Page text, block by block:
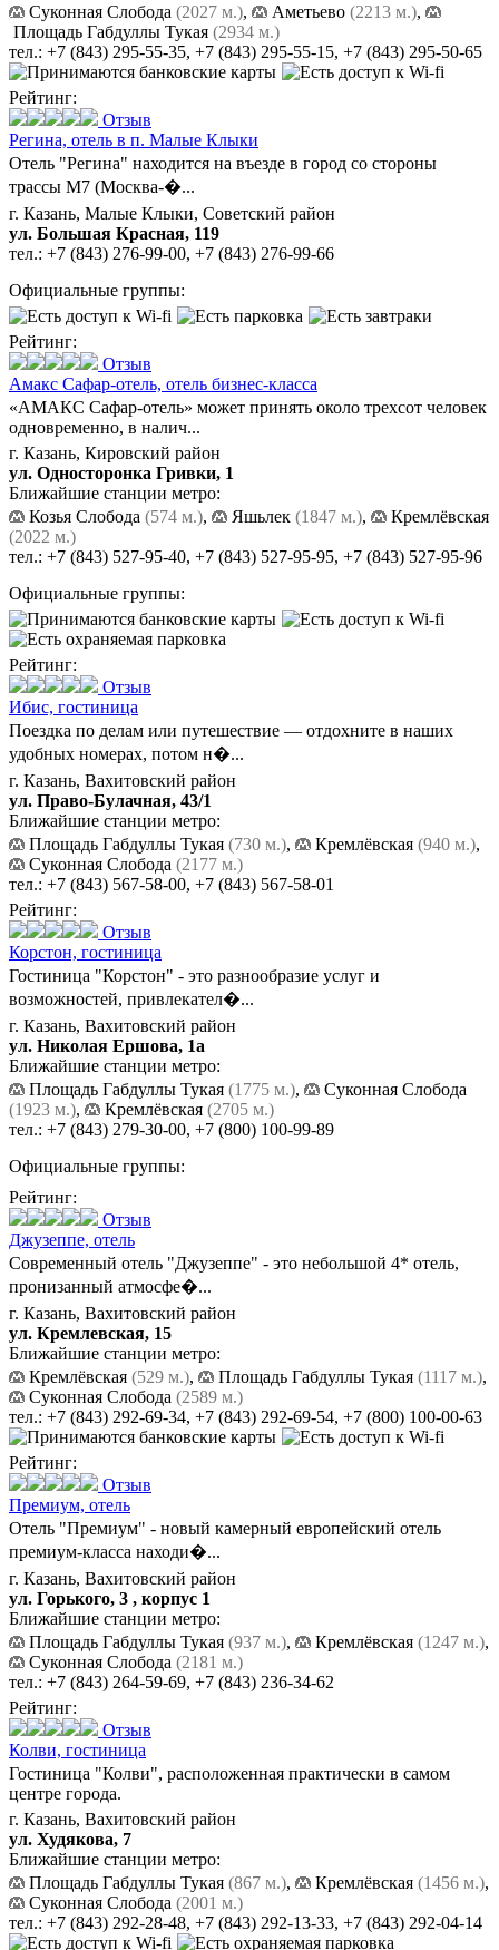
Суконная Слобода (2027 м.), Аметьево (2213 м.),
Площадь Габдуллы Тукая (2934 м.)
тел.: +7 (843) 295-55-35, +7 (843) 295-55-15, +7 (843) 295-50-65
Рейтинг:
Отзыв
Регина, отель в п. Малые Клыки
Отель "Регина" находится на въезде в город со стороны
трассы М7 (Москва-�...
г. Казань, Малые Клыки, Советский район
ул. Большая Красная, 119
тел.: +7 (843) 276-99-00, +7 (843) 276-99-66
Официальные группы:
Рейтинг:
Отзыв
Амакс Сафар-отель, отель бизнес-класса
«АМАКС Сафар-отель» может принять около трехсот человек
одновременно, в налич...
г. Казань, Кировский район
ул. Односторонка Гривки, 1
Ближайшие станции метро:
Козья Слобода (574 м.), Яшьлек (1847 м.),
Кремлёвская
(2022 м.)
тел.: +7 (843) 527-95-40, +7 (843) 527-95-95, +7 (843) 527-95-96
Официальные группы:
Рейтинг:
Отзыв
Ибис, гостиница
Поездка по делам или путешествие — отдохните в наших
удобных номерах, потом н�...
г. Казань, Вахитовский район
ул. Право-Булачная, 43/1
Ближайшие станции метро:
Площадь Габдуллы Тукая (730 м.), Кремлёвская (940 м.),
Суконная Слобода (2177 м.)
тел.: +7 (843) 567-58-00, +7 (843) 567-58-01
Рейтинг:
Отзыв
Корстон, гостиница
Гостиница "Корстон" - это разнообразие услуг и
возможностей, привлекател�...
г. Казань, Вахитовский район
ул. Николая Ершова, 1а
Ближайшие станции метро:
Площадь Габдуллы Тукая (1775 м.),
Суконная Слобода
(1923 м.), Кремлёвская (2705 м.)
тел.: +7 (843) 279-30-00, +7 (800) 100-99-89
Официальные группы:
Рейтинг:
Отзыв
Джузеппе, отель
Cовременный отель "Джузеппе" - это небольшой 4* отель,
пронизанный атмосфе�...
г. Казань, Вахитовский район
ул. Кремлевская, 15
Ближайшие станции метро:
Кремлёвская (529 м.), Площадь Габдуллы Тукая (1117 м.),
Суконная Слобода (2589 м.)
тел.: +7 (843) 292-69-34, +7 (843) 292-69-54, +7 (800) 100-00-63
Рейтинг:
Отзыв
Премиум, отель
Отель "Премиум" - новый камерный европейский отель
премиум-класса находи�...
г. Казань, Вахитовский район
ул. Горького, 3 , корпус 1
Ближайшие станции метро:
Площадь Габдуллы Тукая (937 м.), Кремлёвская (1247 м.),
Суконная Слобода (2181 м.)
тел.: +7 (843) 264-59-69, +7 (843) 236-34-62
Рейтинг:
Отзыв
Колви, гостиница
Гостиница "Колви", расположенная практически в самом
центре города.
г. Казань, Вахитовский район
ул. Худякова, 7
Ближайшие станции метро:
Площадь Габдуллы Тукая (867 м.), Кремлёвская (1456 м.),
Суконная Слобода (2001 м.)
тел.: +7 (843) 292-28-48, +7 (843) 292-13-33, +7 (843) 292-04-14